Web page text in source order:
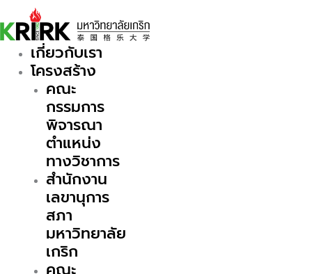
to
contentเกี่ยวกับเรา
โครงสร้าง
คณะ
กรรมการ
พิจารณา
ตำแหน่ง
ทางวิชาการ
สำนักงาน
เลขานุการ
สภา
มหาวิทยาลัย
เกริก
คณะ